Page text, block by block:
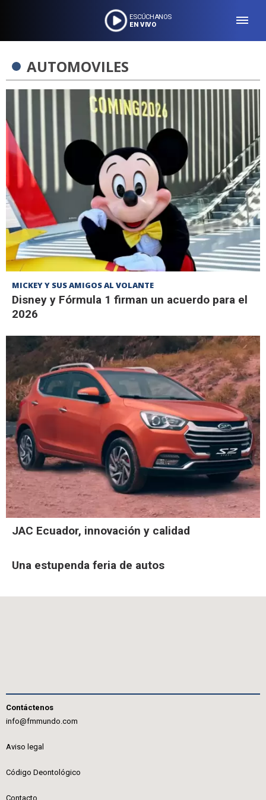
ESCÚCHANOS
EN VIVO
AUTOMOVILES
MICKEY Y SUS AMIGOS AL VOLANTE
Disney y Fórmula 1 firman un acuerdo para el
2026
JAC Ecuador, innovación y calidad
Una estupenda feria de autos
Contáctenos
info@fmmundo.com
Aviso legal
Código Deontológico
Contacto